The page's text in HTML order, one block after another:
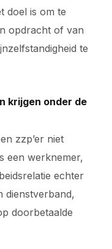
doel is om te
opdracht of van
te
krijgen onder de
zzp’er niet
een werknemer,
echter
dienstverband,
doorbetaalde